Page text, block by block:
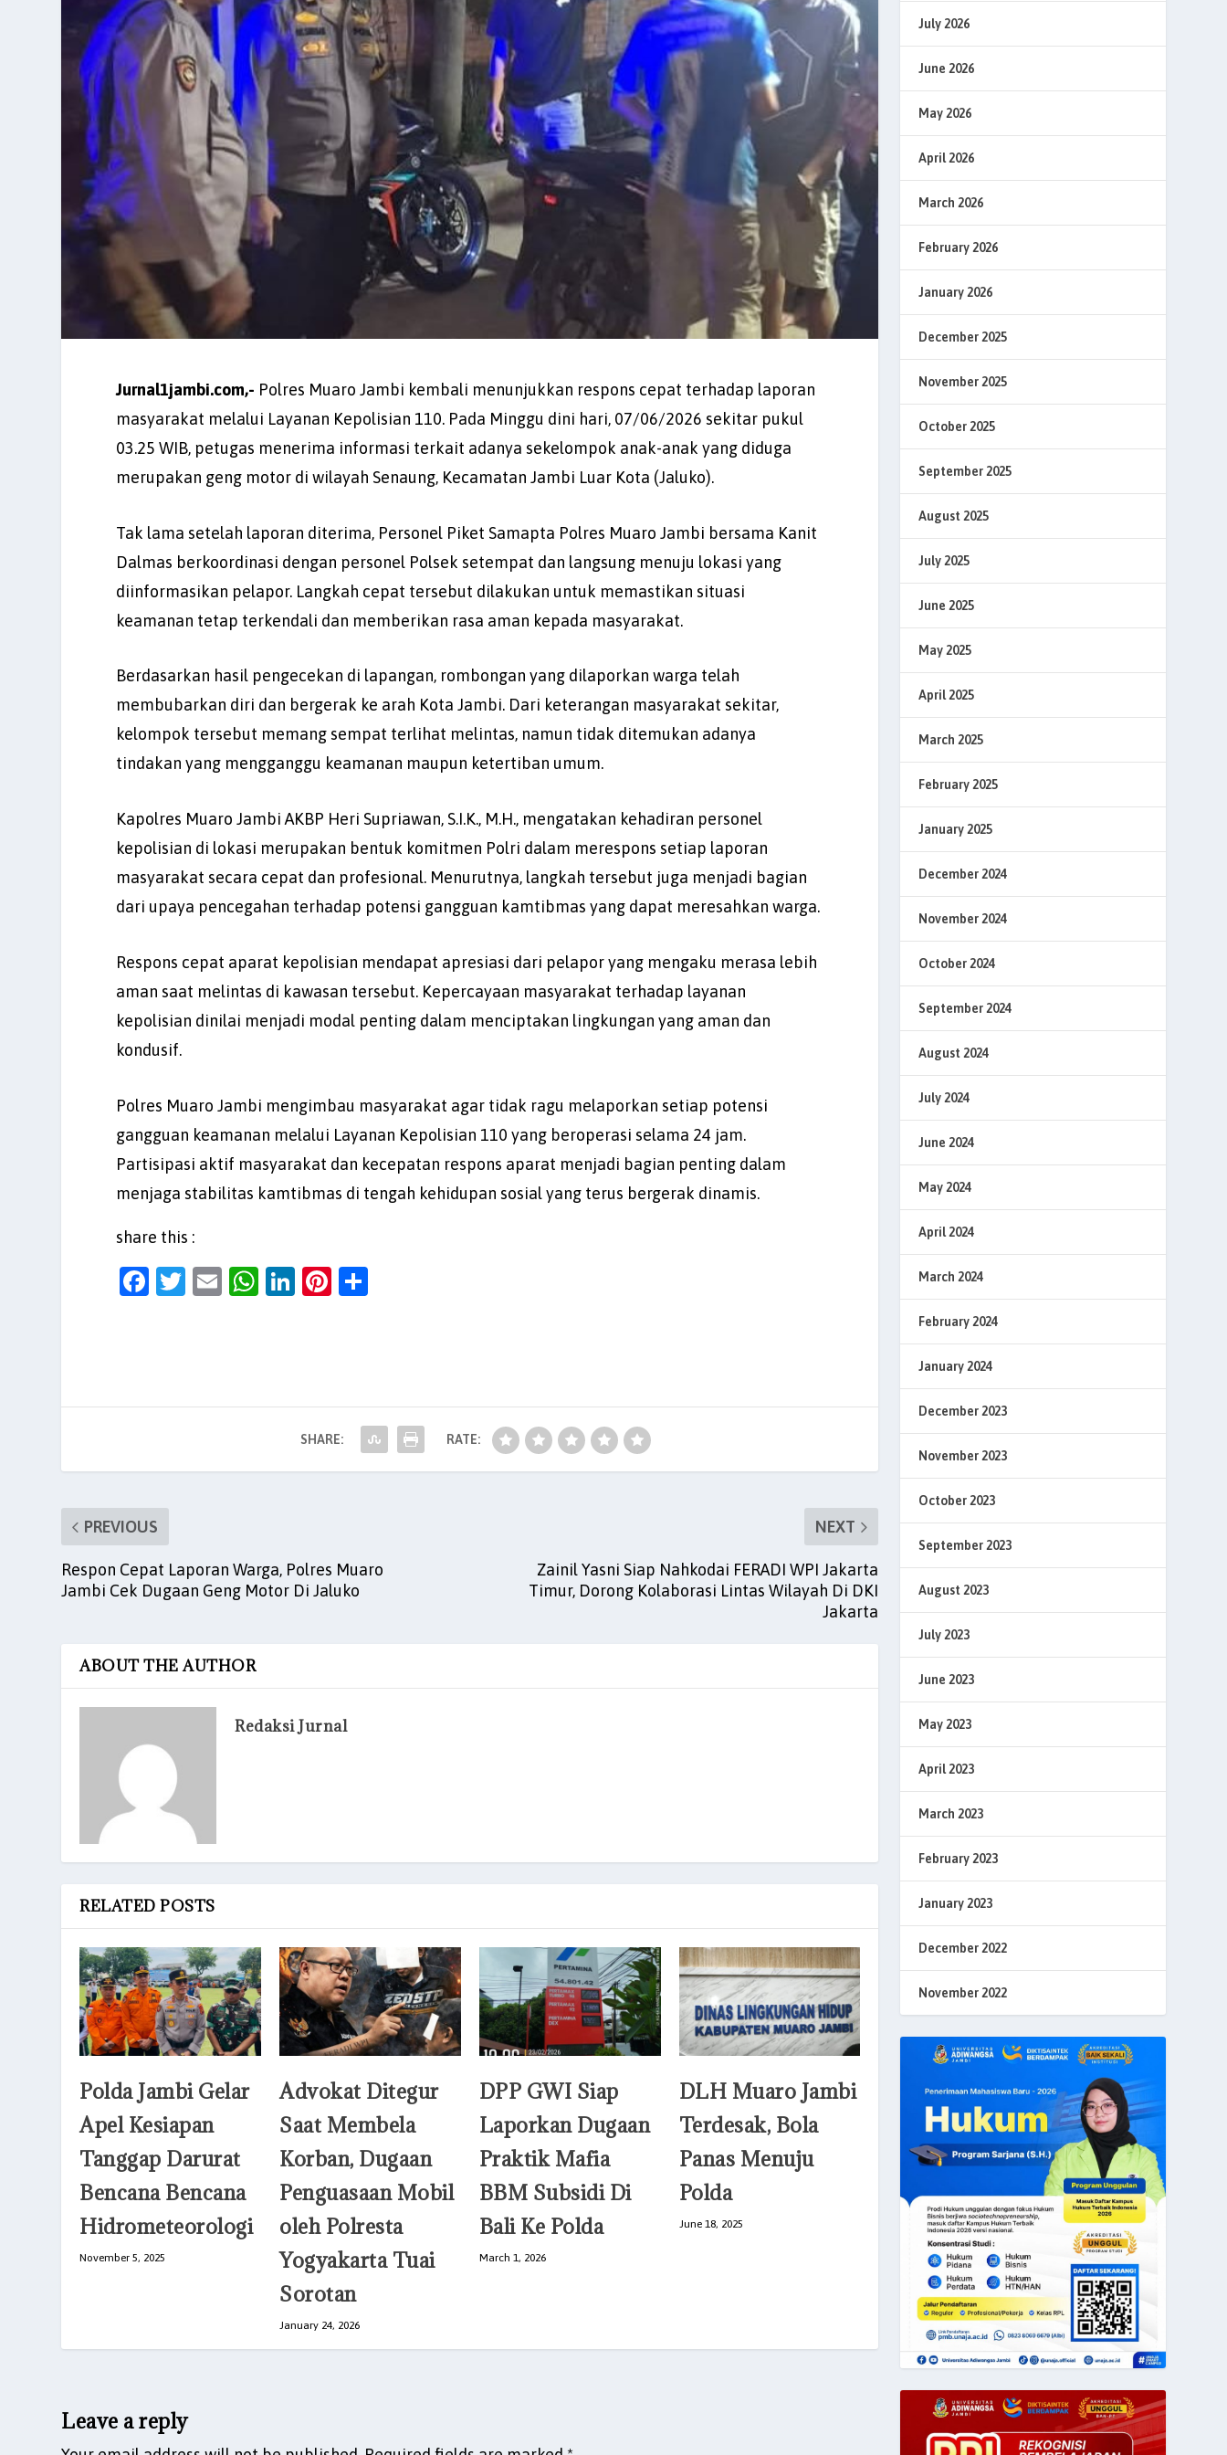
Jurnal1jambi.com,- Polres Muaro Jambi kembali menunjukkan respons cepat terhadap laporan
masyarakat melalui Layanan Kepolisian 110. Pada Minggu dini hari, 07/06/2026 sekitar pukul
03.25 WIB, petugas menerima informasi terkait adanya sekelompok anak-anak yang diduga
merupakan geng motor di wilayah Senaung, Kecamatan Jambi Luar Kota (Jaluko).
Tak lama setelah laporan diterima, Personel Piket Samapta Polres Muaro Jambi bersama Kanit
Dalmas berkoordinasi dengan personel Polsek setempat dan langsung menuju lokasi yang
diinformasikan pelapor. Langkah cepat tersebut dilakukan untuk memastikan situasi
keamanan tetap terkendali dan memberikan rasa aman kepada masyarakat.
Berdasarkan hasil pengecekan di lapangan, rombongan yang dilaporkan warga telah
membubarkan diri dan bergerak ke arah Kota Jambi. Dari keterangan masyarakat sekitar,
kelompok tersebut memang sempat terlihat melintas, namun tidak ditemukan adanya
tindakan yang mengganggu keamanan maupun ketertiban umum.
Kapolres Muaro Jambi AKBP Heri Supriawan, S.I.K., M.H., mengatakan kehadiran personel
kepolisian di lokasi merupakan bentuk komitmen Polri dalam merespons setiap laporan
masyarakat secara cepat dan profesional. Menurutnya, langkah tersebut juga menjadi bagian
dari upaya pencegahan terhadap potensi gangguan kamtibmas yang dapat meresahkan warga.
Respons cepat aparat kepolisian mendapat apresiasi dari pelapor yang mengaku merasa lebih
aman saat melintas di kawasan tersebut. Kepercayaan masyarakat terhadap layanan
kepolisian dinilai menjadi modal penting dalam menciptakan lingkungan yang aman dan
kondusif.
Polres Muaro Jambi mengimbau masyarakat agar tidak ragu melaporkan setiap potensi
gangguan keamanan melalui Layanan Kepolisian 110 yang beroperasi selama 24 jam.
Partisipasi aktif masyarakat dan kecepatan respons aparat menjadi bagian penting dalam
menjaga stabilitas kamtibmas di tengah kehidupan sosial yang terus bergerak dinamis.
share this :
F
b
T
E
W
A
Li
dI
n
Pi
t
SHARE: RATE:
PREVIOUS
Respon Cepat Laporan Warga, Polres Muaro
Jambi Cek Dugaan Geng Motor Di Jaluko
NEXT
Zainil Yasni Siap Nahkodai FERADI WPI Jakarta
Timur, Dorong Kolaborasi Lintas Wilayah Di DKI
Jakarta
ABOUT THE AUTHOR
Redaksi Jurnal
RELATED POSTS
Polda Jambi Gelar
Apel Kesiapan
Tanggap Darurat
Bencana Bencana
Hidrometeorologi
November 5, 2025
Advokat Ditegur
Saat Membela
Korban, Dugaan
Penguasaan Mobil
oleh Polresta
Yogyakarta Tuai
Sorotan
January 24, 2026
DPP GWI Siap
Laporkan Dugaan
Praktik Mafia
BBM Subsidi Di
Bali Ke Polda
March 1, 2026
DLH Muaro Jambi
Terdesak, Bola
Panas Menuju
Polda
June 18, 2025
Leave a reply
July 2026
June 2026
May 2026
April 2026
March 2026
February 2026
January 2026
December 2025
November 2025
October 2025
September 2025
August 2025
July 2025
June 2025
May 2025
April 2025
March 2025
February 2025
January 2025
December 2024
November 2024
October 2024
September 2024
August 2024
July 2024
June 2024
May 2024
April 2024
March 2024
February 2024
January 2024
December 2023
November 2023
October 2023
September 2023
August 2023
July 2023
June 2023
May 2023
April 2023
March 2023
February 2023
January 2023
December 2022
November 2022